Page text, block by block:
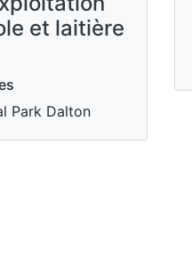
et laitière
Park Dalton